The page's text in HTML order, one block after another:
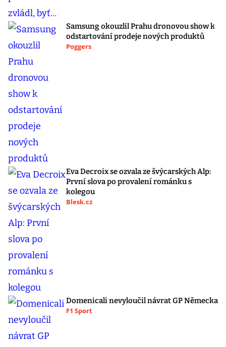
Samsung okouzlil Prahu dronovou show k
odstartování prodeje nových produktů
Poggers
Eva Decroix se ozvala ze švýcarských Alp:
První slova po provalení románku s
kolegou
Blesk.cz
Domenicali nevyloučil návrat GP Německa
F1 Sport